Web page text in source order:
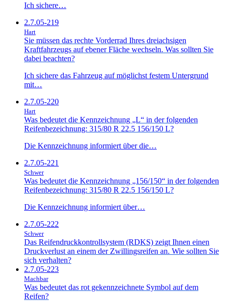
Ich sichere…
2.7.05-219
Hart
Sie müssen das rechte Vorderrad Ihres dreiachsigen
Kraftfahrzeugs auf ebener Fläche wechseln. Was sollten Sie
dabei beachten?
Ich sichere das Fahrzeug auf möglichst festem Untergrund
mit…
2.7.05-220
Hart
Was bedeutet die Kennzeichnung „L“ in der folgenden
Reifenbezeichnung: 315/80 R 22.5 156/150 L?
Die Kennzeichnung informiert über die…
2.7.05-221
Schwer
Was bedeutet die Kennzeichnung „156/150“ in der folgenden
Reifenbezeichnung: 315/80 R 22.5 156/150 L?
Die Kennzeichnung informiert über…
2.7.05-222
Schwer
Das Reifendruckkontrollsystem (RDKS) zeigt Ihnen einen
Druckverlust an einem der Zwillingsreifen an. Wie sollten Sie
sich verhalten?
2.7.05-223
Machbar
Was bedeutet das rot gekennzeichnete Symbol auf dem
Reifen?